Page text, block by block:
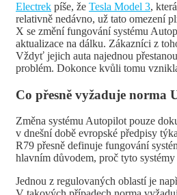
Electrek píše, že Tesla Model 3,
relativně nedávno, už tato omezení
X se změní fungování systému
aktualizace na dálku. Zákazníci z
Vždyť jejich auta najednou
problém. Dokonce kvůli tomu
Co přesně vyžaduje norma
Změna systému Autopilot pouze
v dnešní době evropské předpisy
R79 přesně definuje fungování
hlavním důvodem, proč tyto
Jednou z regulovaných oblastí je